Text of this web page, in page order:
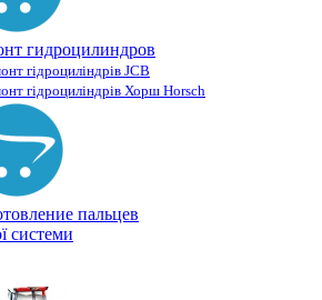
гидроцилиндров
гідроциліндрів JCB
гідроциліндрів Хорш Horsch
пальцев
системи